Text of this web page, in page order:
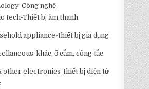
Công nghệ
tech-Thiết bị âm thanh
appliance-thiết bị gia dụng
khác, ổ cắm, công tắc
other electronics-thiết bị điện tử